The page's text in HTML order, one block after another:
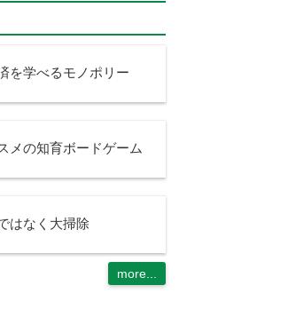
を学べるモノポリー
メの知育ボードゲーム
はなく大掃除
more...